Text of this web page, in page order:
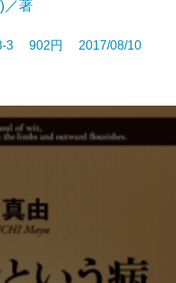
／著
3 902円 2017/08/10